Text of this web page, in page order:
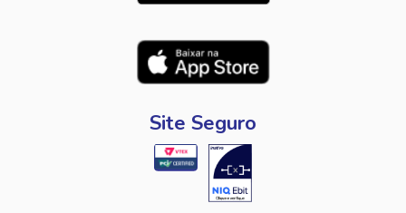
Site Seguro